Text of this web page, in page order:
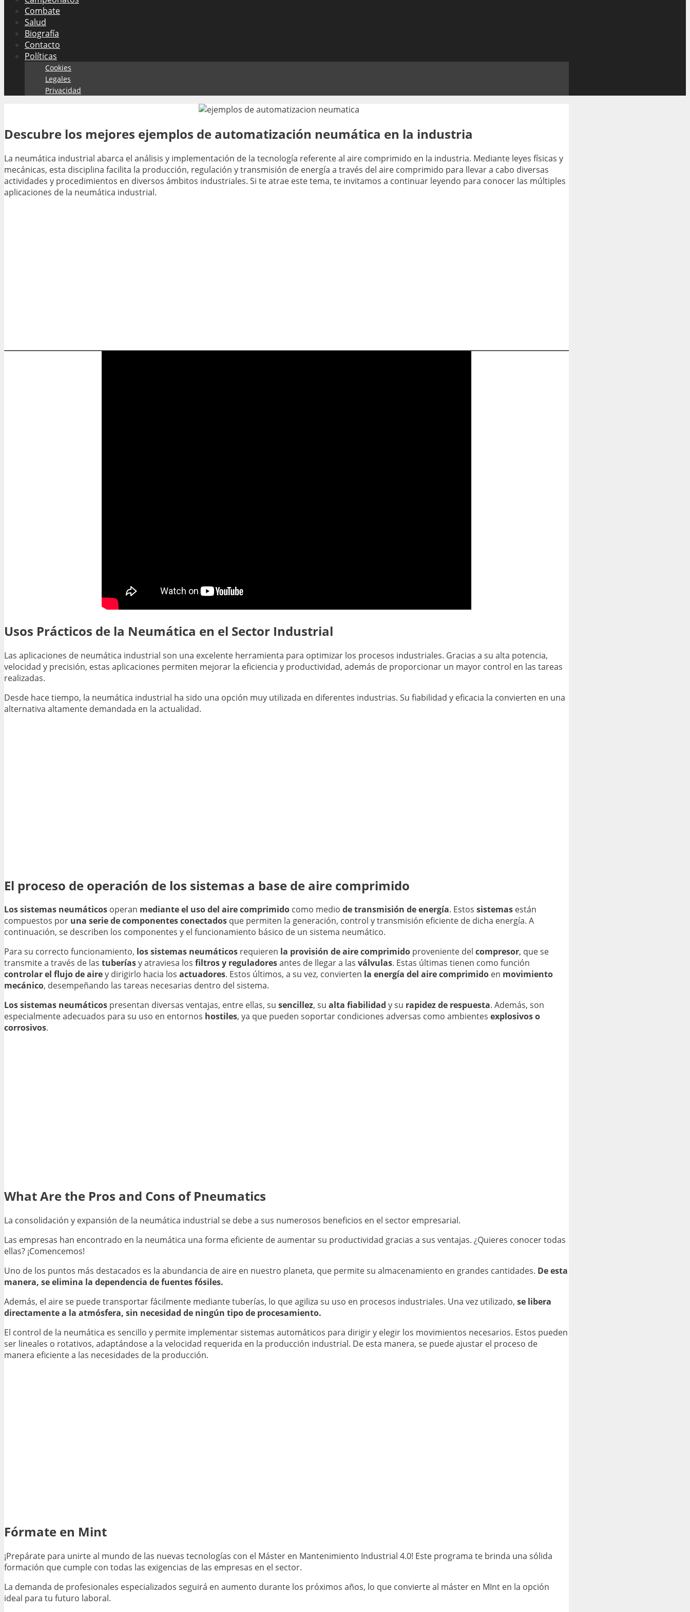
Combate
Salud
Biografía
Contacto
Políticas
Cookies
Legales
Privacidad
Descubre los mejores ejemplos de automatización neumática en la industria
La neumática industrial abarca el análisis y implementación de la tecnología referente al aire comprimido en la industria. Mediante leyes físicas y
mecánicas, esta disciplina facilita la producción, regulación y transmisión de energía a través del aire comprimido para llevar a cabo diversas
actividades y procedimientos en diversos ámbitos industriales. Si te atrae este tema, te invitamos a continuar leyendo para conocer las múltiples
aplicaciones de la neumática industrial.
Usos Prácticos de la Neumática en el Sector Industrial
Las aplicaciones de neumática industrial son una excelente herramienta para optimizar los procesos industriales. Gracias a su alta potencia,
velocidad y precisión, estas aplicaciones permiten mejorar la eficiencia y productividad, además de proporcionar un mayor control en las tareas
realizadas.
Desde hace tiempo, la neumática industrial ha sido una opción muy utilizada en diferentes industrias. Su fiabilidad y eficacia la convierten en una
alternativa altamente demandada en la actualidad.
El proceso de operación de los sistemas a base de aire comprimido
Los sistemas neumáticos operan mediante el uso del aire comprimido como medio de transmisión de energía. Estos sistemas están
compuestos por una serie de componentes conectados que permiten la generación, control y transmisión eficiente de dicha energía. A
continuación, se describen los componentes y el funcionamiento básico de un sistema neumático.
Para su correcto funcionamiento, los sistemas neumáticos requieren la provisión de aire comprimido proveniente del compresor, que se
transmite a través de las tuberíasy atraviesa los filtros y reguladoresantes de llegar a las válvulas. Estas últimas tienen como función
controlar el flujo de airey dirigirlo hacia los actuadores. Estos últimos, a su vez, convierten la energía del aire comprimido en movimiento
mecánico, desempeñando las tareas necesarias dentro del sistema.
Los sistemas neumáticos presentan diversas ventajas, entre ellas, su sencillez, su alta fiabilidad y su rapidez de respuesta. Además, son
especialmente adecuados para su uso en entornos hostiles, ya que pueden soportar condiciones adversas como ambientes explosivos o
corrosivos.
What Are the Pros and Cons of Pneumatics
La consolidación y expansión de la neumática industrial se debe a sus numerosos beneficios en el sector empresarial.
Las empresas han encontrado en la neumática una forma eficiente de aumentar su productividad gracias a sus ventajas. ¿Quieres conocer todas
ellas? ¡Comencemos!
Uno de los puntos más destacados es la abundancia de aire en nuestro planeta, que permite su almacenamiento en grandes cantidades. De esta
manera, se elimina la dependencia de fuentes fósiles.
Además, el aire se puede transportar fácilmente mediante tuberías, lo que agiliza su uso en procesos industriales. Una vez utilizado, se libera
directamente a la atmósfera, sin necesidad de ningún tipo de procesamiento.
El control de la neumática es sencillo y permite implementar sistemas automáticos para dirigir y elegir los movimientos necesarios. Estos pueden
ser lineales o rotativos, adaptándose a la velocidad requerida en la producción industrial. De esta manera, se puede ajustar el proceso de
manera eficiente a las necesidades de la producción.
Fórmate en Mint
¡Prepárate para unirte al mundo de las nuevas tecnologías con el Máster en Mantenimiento Industrial 4.0! Este programa te brinda una sólida
formación que cumple con todas las exigencias de las empresas en el sector.
La demanda de profesionales especializados seguirá en aumento durante los próximos años, lo que convierte al máster en MInt en la opción
ideal para tu futuro laboral.